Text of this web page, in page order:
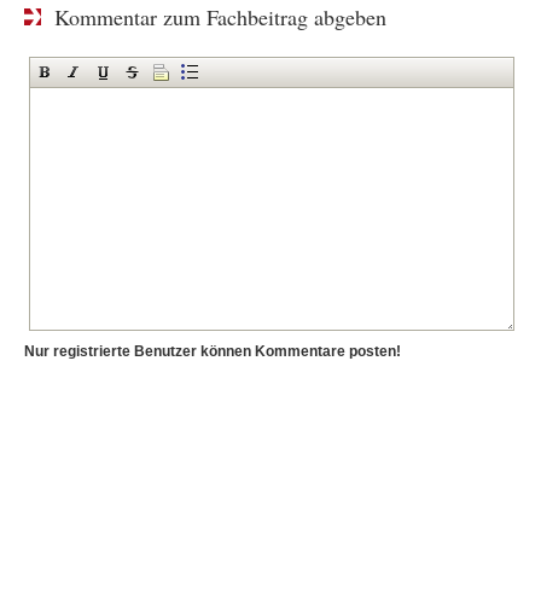
Kommentar zum Fachbeitrag abgeben
Nur registrierte Benutzer können Kommentare posten!